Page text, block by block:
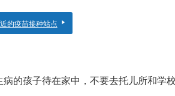
的疫苗接种站点
的孩子待在家中，不要去托儿所和学校